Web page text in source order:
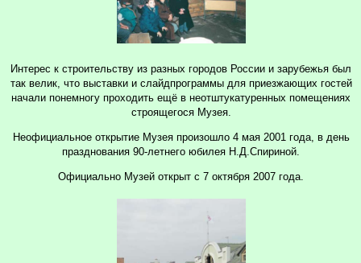
Интерес к строительству из разных городов России и зарубежья был
так велик, что выставки и слайдпрограммы для приезжающих гостей
начали понемногу проходить ещё в неотштукатуренных помещениях
строящегося Музея.
Неофициальное открытие Музея произошло 4 мая 2001 года, в день
празднования 90-летнего юбилея Н.Д.Спириной.
Официально Музей открыт с 7 октября 2007 года.